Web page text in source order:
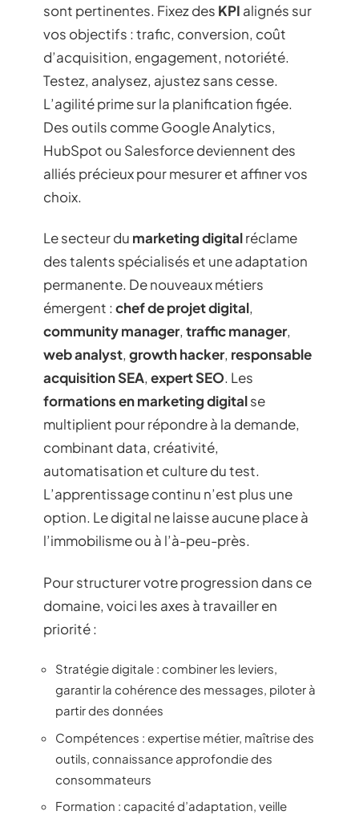
sont pertinentes. Fixez des KPI alignés sur
vos objectifs : trafic, conversion, coût
d’acquisition, engagement, notoriété.
Testez, analysez, ajustez sans cesse.
L’agilité prime sur la planification figée.
Des outils comme Google Analytics,
HubSpot ou Salesforce deviennent des
alliés précieux pour mesurer et affiner vos
choix.
Le secteur du marketing digitalréclame
des talents spécialisés et une adaptation
permanente. De nouveaux métiers
émergent : chef de projet digital,
community manager, traffic manager,
web analyst, growth hacker, responsable
acquisition SEA, expert SEO. Les
formations en marketing digitalse
multiplient pour répondre à la demande,
combinant data, créativité,
automatisation et culture du test.
L’apprentissage continu n’est plus une
option. Le digital ne laisse aucune place à
l’immobilisme ou à l’à-peu-près.
Pour structurer votre progression dans ce
domaine, voici les axes à travailler en
priorité :
Stratégie digitale : combiner les leviers,
garantir la cohérence des messages, piloter à
partir des données
Compétences : expertise métier, maîtrise des
outils, connaissance approfondie des
consommateurs
Formation : capacité d’adaptation, veille